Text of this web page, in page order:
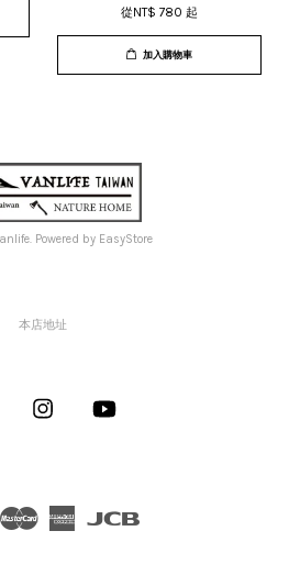
從NT$ 780 起
加入購物車
Powered by EasyStore
本店地址
Facebook Instagram
Master
American
Express